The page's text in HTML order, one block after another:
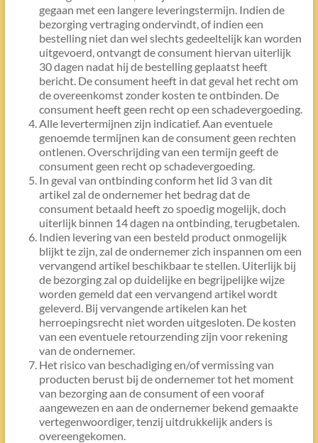
gegaan met een langere leveringstermijn. Indien de
bezorging vertraging ondervindt, of indien een
bestelling niet dan wel slechts gedeeltelijk kan worden
uitgevoerd, ontvangt de consument hiervan uiterlijk
30 dagen nadat hij de bestelling geplaatst heeft
bericht. De consument heeft in dat geval het recht om
de overeenkomst zonder kosten te ontbinden. De
consument heeft geen recht op een schadevergoeding.
Alle levertermijnen zijn indicatief. Aan eventuele
genoemde termijnen kan de consument geen rechten
ontlenen. Overschrijding van een termijn geeft de
consument geen recht op schadevergoeding.
In geval van ontbinding conform het lid 3 van dit
artikel zal de ondernemer het bedrag dat de
consument betaald heeft zo spoedig mogelijk, doch
uiterlijk binnen 14 dagen na ontbinding, terugbetalen.
Indien levering van een besteld product onmogelijk
blijkt te zijn, zal de ondernemer zich inspannen om een
vervangend artikel beschikbaar te stellen. Uiterlijk bij
de bezorging zal op duidelijke en begrijpelijke wijze
worden gemeld dat een vervangend artikel wordt
geleverd. Bij vervangende artikelen kan het
herroepingsrecht niet worden uitgesloten. De kosten
van een eventuele retourzending zijn voor rekening
van de ondernemer.
Het risico van beschadiging en/of vermissing van
producten berust bij de ondernemer tot het moment
van bezorging aan de consument of een vooraf
aangewezen en aan de ondernemer bekend gemaakte
vertegenwoordiger, tenzij uitdrukkelijk anders is
overeengekomen.